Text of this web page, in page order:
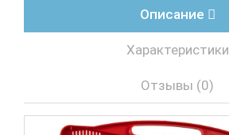
Описание
Характеристики
Отзывы (0)